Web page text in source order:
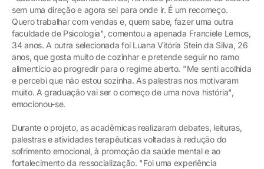
sem uma direção e agora sei para onde ir. É um recomeço.
Quero trabalhar com vendas e, quem sabe, fazer uma outra
faculdade de Psicologia", comentou a apenada Franciele Lemos,
34 anos. A outra selecionada foi Luana Vitória Stein da Silva, 26
anos, que gosta muito de cozinhar e pretende seguir no ramo
alimentício ao progredir para o regime aberto. "Me senti acolhida
e percebi que não estou sozinha. As palestras nos motivaram
muito. A graduação vai ser o começo de uma nova história",
emocionou-se.
Durante o projeto, as acadêmicas realizaram debates, leituras,
palestras e atividades terapêuticas voltadas à redução do
sofrimento emocional, à promoção da saúde mental e ao
fortalecimento da ressocialização. "Foi uma experiência